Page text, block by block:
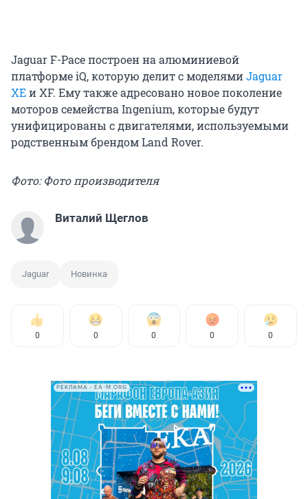
Jaguar F-Pace построен на алюминиевой
платформе iQ, которую делит с моделямиJaguar
XEи XF. Ему также адресовано новое поколение
моторов семейства Ingenium, которые будут
унифицированы с двигателями, используемыми
родственным брендом Land Rover.
Фото: Фото производителя
Виталий Щеглов
Jaguar Новинка
0 0 0 0 0
РЕКЛАМА • EA-M.ORG